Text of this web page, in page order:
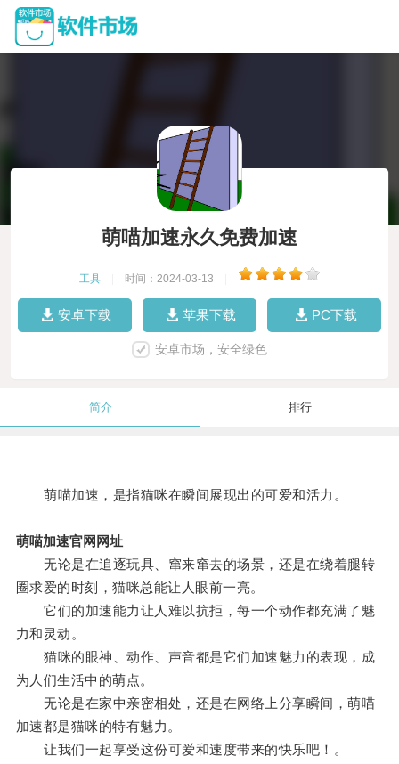
萌喵加速永久免费加速
工具 时间：2024-03-13
安卓下载 苹果下载 PC下载
安卓市场，安全绿色
简介 排行
萌喵加速，是指猫咪在瞬间展现出的可爱和活力。
萌喵加速官网网址
无论是在追逐玩具、窜来窜去的场景，还是在绕着腿转
圈求爱的时刻，猫咪总能让人眼前一亮。
它们的加速能力让人难以抗拒，每一个动作都充满了魅
力和灵动。
猫咪的眼神、动作、声音都是它们加速魅力的表现，成
为人们生活中的萌点。
无论是在家中亲密相处，还是在网络上分享瞬间，萌喵
加速都是猫咪的特有魅力。
让我们一起享受这份可爱和速度带来的快乐吧！。